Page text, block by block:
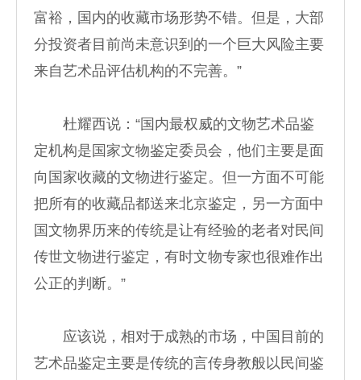
富裕，国内的收藏市场形势不错。但是，大部
分投资者目前尚未意识到的一个巨大风险主要
来自艺术品评估机构的不完善。”
杜耀西说：“国内最权威的文物艺术品鉴
定机构是国家文物鉴定委员会，他们主要是面
向国家收藏的文物进行鉴定。但一方面不可能
把所有的收藏品都送来北京鉴定，另一方面中
国文物界历来的传统是让有经验的老者对民间
传世文物进行鉴定，有时文物专家也很难作出
公正的判断。”
应该说，相对于成熟的市场，中国目前的
艺术品鉴定主要是传统的言传身教般以民间鉴